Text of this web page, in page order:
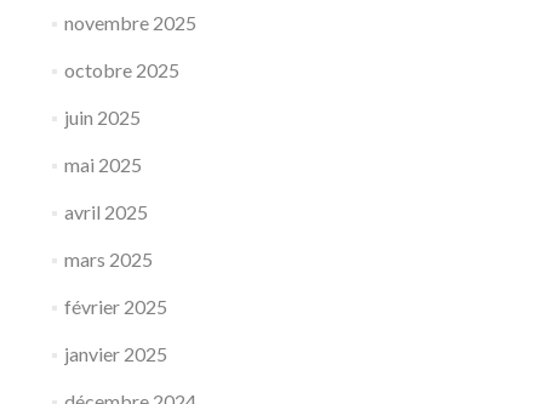
novembre 2025
octobre 2025
juin 2025
mai 2025
avril 2025
mars 2025
février 2025
janvier 2025